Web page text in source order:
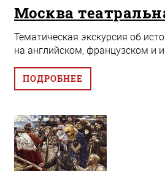
Москва
Тематическая экскурсия об
на английском, французском и
ПОДРОБНЕЕ